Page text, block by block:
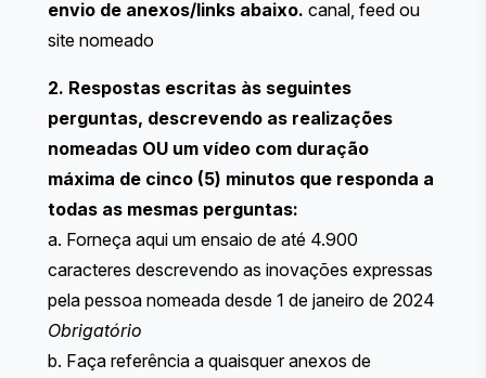
envio de anexos/links abaixo. canal, feed ou
site nomeado
2. Respostas escritas às seguintes
perguntas, descrevendo as realizações
nomeadas OU um vídeo com duração
máxima de cinco (5) minutos que responda a
todas as mesmas perguntas:
a. Forneça aqui um ensaio de até 4.900
caracteres descrevendo as inovações expressas
pela pessoa nomeada desde 1 de janeiro de 2024
Obrigatório
b. Faça referência a quaisquer anexos de